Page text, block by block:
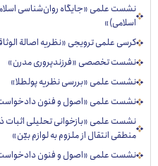
علمی «جایگاه روان‌شناسی اسلامی در
علمی ترویجی «نظریه اصالة الوثاقه به
تخصصی «فرزندپروری مدرن»
علمی «بررسی نظریه پولطلا»
علمی «اصول و فنون دادخواست نویسی ۲»
علمی «بازخوانی تحليلی اثبات ذات و
انتقال از ملزوم به لوازم بيّن»
علمی «اصول و فنون دادخواست نویسی ۱»